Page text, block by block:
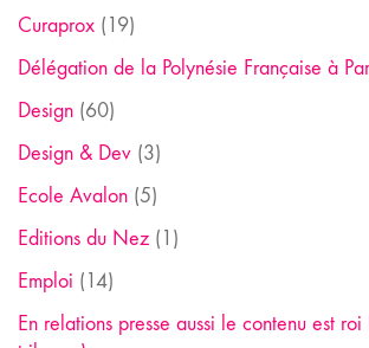
Curaprox (19)
Délégation de la Polynésie Française à
Design (60)
Design & Dev (3)
Ecole Avalon (5)
Editions du Nez (1)
Emploi (14)
En relations presse aussi le contenu est